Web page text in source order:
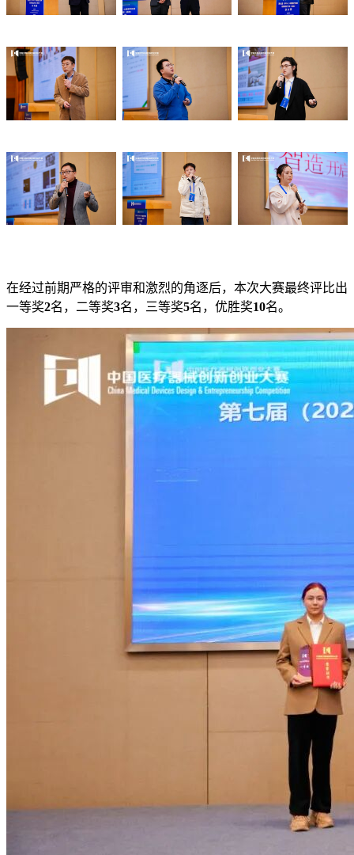
在经过前期严格的评审和激烈的角逐后，本次大赛最终评比出
一等奖2名，二等奖3名，三等奖5名，优胜奖10名。